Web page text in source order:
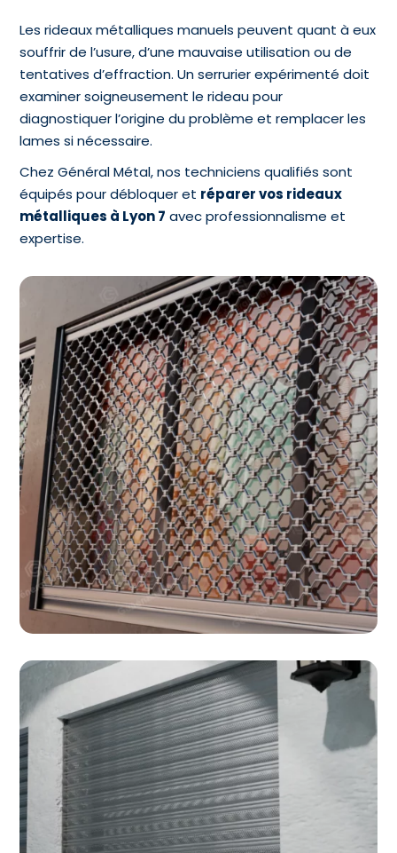
Les rideaux métalliques manuels peuvent quant à eux
souffrir de l’usure, d’une mauvaise utilisation ou de
tentatives d’effraction. Un serrurier expérimenté doit
examiner soigneusement le rideau pour
diagnostiquer l’origine du problème et remplacer les
lames si nécessaire.
Chez Général Métal, nos techniciens qualifiés sont
équipés pour débloquer et réparer vos rideaux
métalliques à Lyon 7 avec professionnalisme et
expertise.